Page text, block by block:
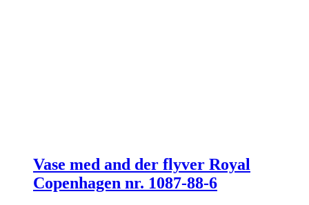
Vase med and der flyver Royal
Copenhagen nr. 1087-88-6